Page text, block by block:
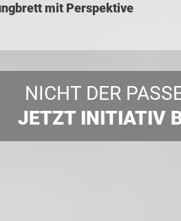
mit Perspektive
NICHT DER
JETZT INITIATIV